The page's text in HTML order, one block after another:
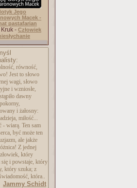
Jego
Macek -
pastafarian
Kruk - Człowiek
równość,
Jest to słowo
wagi, słowo
i wzniosłe,
dawny
i żałosny:
miłość...
- wiarą. Ten sam
być może ten
ale jakże
Z jednej
który
się i powstaje, który
który szuka; z
która..
Jammy Schidt